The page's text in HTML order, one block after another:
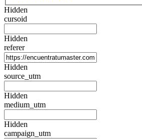
Hidden
cursoid
Hidden
referer
Hidden
source_utm
Hidden
medium_utm
Hidden
campaign_utm